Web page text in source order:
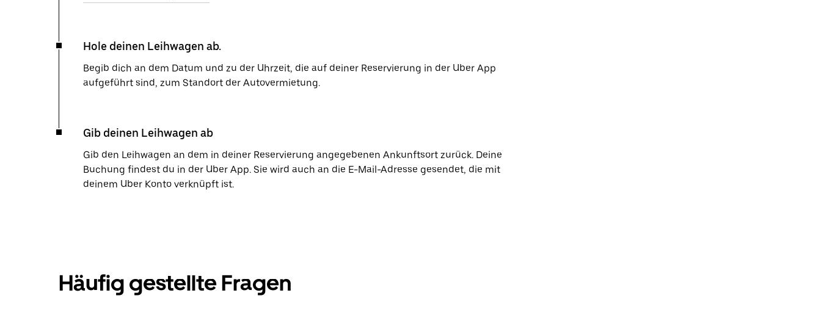
Hole deinen Leihwagen ab.
Begib dich an dem Datum und zu der Uhrzeit, die auf deiner Reservierung in der Uber App
aufgeführt sind, zum Standort der Autovermietung.
Gib deinen Leihwagen ab
Gib den Leihwagen an dem in deiner Reservierung angegebenen Ankunftsort zurück. Deine
Buchung findest du in der Uber App. Sie wird auch an die E-Mail-Adresse gesendet, die mit
deinem Uber Konto verknüpft ist.
Häufig gestellte Fragen